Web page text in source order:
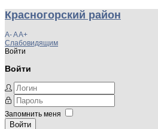
Красногорский район
A-AA+
Слабовидящим
Войти
Войти
Запомнить меня
Войти